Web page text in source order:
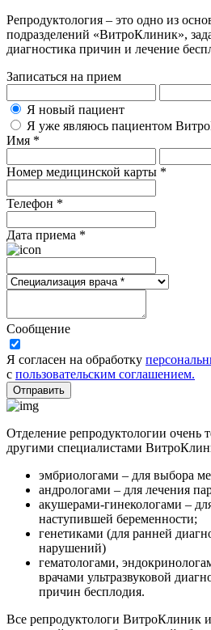
Репродуктология – это одно из
подразделений «ВитроКлиник»,
диагностика причин и лечение
Записаться на прием
Я новый пациент
Я уже являюсь пациентом
Имя *
Номер медицинской карты *
Телефон *
Дата приема *
Сообщение
Я согласен на обработку
с пользовательским соглашением.
Отправить
Отделение репродуктологии очень
другими специалистами
эмбриологами – для выбора
андрологами – для лечения
акушерами-гинекологами –
наступившей беременности;
генетиками (для ранней
нарушений)
гематологами,
врачами ультразвуковой
причин бесплодия.
Все репродуктологи ВитроКлиник